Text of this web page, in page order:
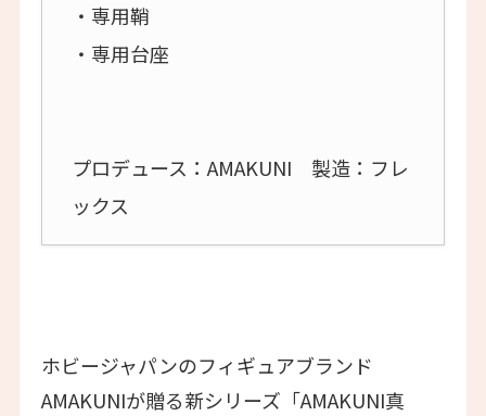
・専用鞘
・専用台座
プロデュース：AMAKUNI 製造：フレ
ックス
ホビージャパンのフィギュアブランド
AMAKUNIが贈る新シリーズ「AMAKUNI真